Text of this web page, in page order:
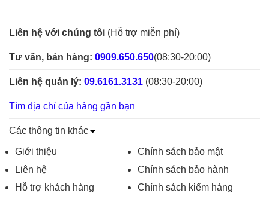
Liên hệ với chúng tôi (Hỗ trợ miễn phí)
Tư vấn, bán hàng: 0909.650.650(08:30-20:00)
Liên hệ quản lý: 09.6161.3131 (08:30-20:00)
Tìm địa chỉ của hàng gần bạn
Các thông tin khác
Giới thiệu
Liên hệ
Hỗ trợ khách hàng
Chính sách bảo mật
Chính sách bảo hành
Chính sách kiểm hàng